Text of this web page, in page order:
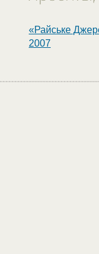
«Райське
2007